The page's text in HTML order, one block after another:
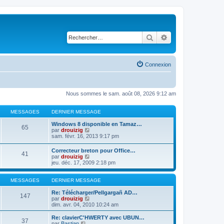
Rechercher
Connexion
Nous sommes le sam. août 08, 2026 9:12 am
MESSAGES DERNIER MESSAGE
65
Windows 8 disponible en Tamaz…
par drouizig
o
u
l
t
e
r
l
d
e
r
n
i
sam. févr. 16, 2013 9:17 pm
41
Correcteur breton pour Office…
par drouizig
o
n
s
u
l
t
r
l
e
jeu. déc. 17, 2009 2:18 pm
MESSAGES DERNIER MESSAGE
147
Re: Télécharger/Pellgargañ AD…
par drouizig
o
n
s
dim. avr. 04, 2010 10:24 am
37
Re: clavierC'HWERTY avec UBUN…